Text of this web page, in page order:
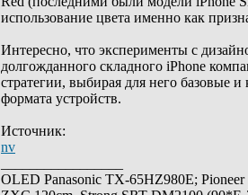
использование цвета именно как
Интересно, что эксперименты с
долгожданного складного iPhone
стратегии, выбирая для него базовые
формата устройств.
Источник:
nv
OLED Panasonic TX-65HZ980E;